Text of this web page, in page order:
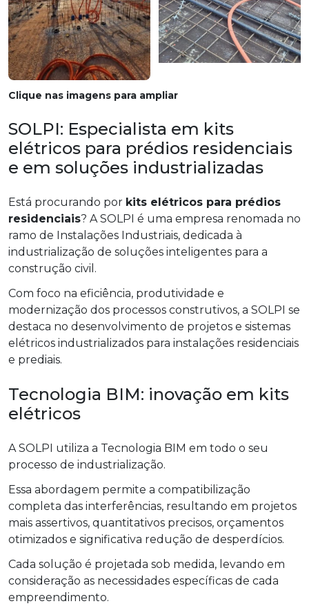
Clique nas imagens para ampliar
SOLPI: Especialista em kits
elétricos para prédios residenciais
e em soluções industrializadas
Está procurando por kits elétricos para prédios
residenciais? A SOLPI é uma empresa renomada no
ramo de Instalações Industriais, dedicada à
industrialização de soluções inteligentes para a
construção civil.
Com foco na eficiência, produtividade e
modernização dos processos construtivos, a SOLPI se
destaca no desenvolvimento de projetos e sistemas
elétricos industrializados para instalações residenciais
e prediais.
Tecnologia BIM: inovação em kits
elétricos
A SOLPI utiliza a Tecnologia BIM em todo o seu
processo de industrialização.
Essa abordagem permite a compatibilização
completa das interferências, resultando em projetos
mais assertivos, quantitativos precisos, orçamentos
otimizados e significativa redução de desperdícios.
Cada solução é projetada sob medida, levando em
consideração as necessidades específicas de cada
empreendimento.